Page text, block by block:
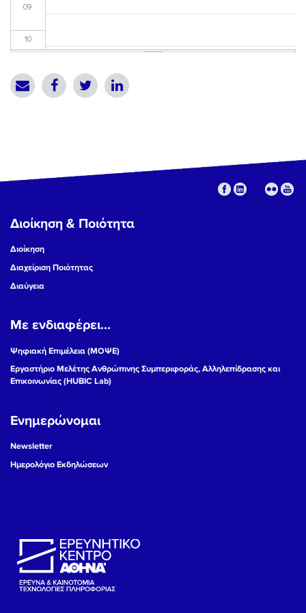
09
10
16
17
19
22
Διοίκηση & Ποιότητα
Διοίκηση
Διαχείριση Ποιότητας
Διαύγεια
Με ενδιαφέρει...
Ψηφιακή Επιμέλεια (ΜΟΨΕ)
Εργαστήριο Μελέτης Ανθρώπινης Συμπεριφοράς, Αλληλεπίδρασης και
Επικοινωνίας (HUBIC Lab)
Ενημερώνομαι
Newsletter
Ημερολόγιο Εκδηλώσεων